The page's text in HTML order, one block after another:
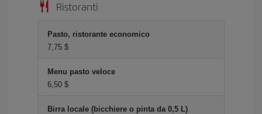
Ristoranti
Pasto, ristorante economico
7,75 $
Menu pasto veloce
6,50 $
Birra locale (bicchiere o pinta da 0,5 L)